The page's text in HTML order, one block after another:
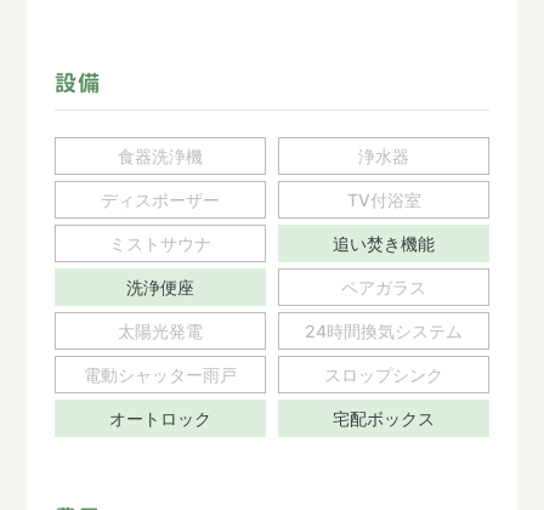
設備
食器洗浄機 浄水器
ディスポーザー TV付浴室
ミストサウナ 追い焚き機能
洗浄便座 ペアガラス
太陽光発電 24時間換気システム
電動シャッター雨戸 スロップシンク
オートロック 宅配ボックス